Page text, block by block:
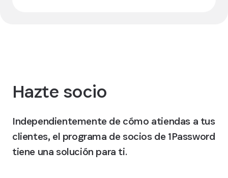
Hazte socio
Independientemente de cómo atiendas a tus
clientes, el programa de socios de 1Password
tiene una solución para ti.